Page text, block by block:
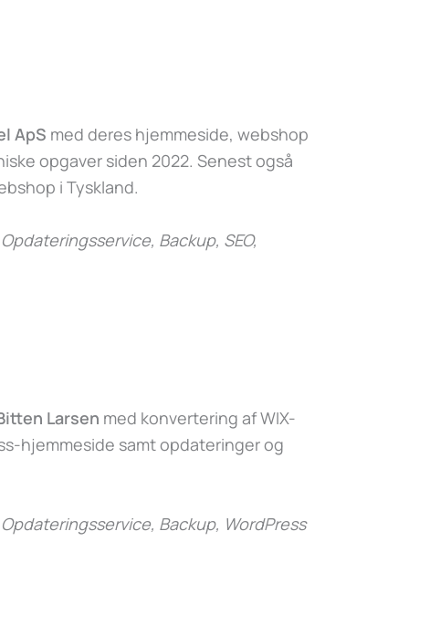
ApS med deres hjemmeside, webshop
opgaver siden 2022. Senest også
i Tyskland.
Backup, SEO,
Larsen med konvertering af WIX-
hjemmeside samt opdateringer og
Backup, WordPress